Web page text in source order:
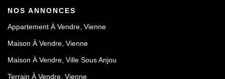
NOS ANNONCES
Appartement À Vendre, Vienne
Maison À Vendre, Vienne
Maison À Vendre, Ville Sous Anjou
Terrain À Vendre, Vienne